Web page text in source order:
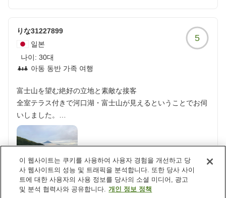
りな31227899
일본
나이: 30대
아동 동반 가족 여행
5
富士山を望む絶好の立地と素敵な接客
全室テラス付きで河口湖・富士山が見えるということでお伺
いしました。
お天気はあいにくでしたが、ときたま富士山を臨むことがで
きましたし、立地が素晴らしいので開放感が素晴らしかった
また接客・サービスが素敵で、とても心地よい時間を過ごす
ことができました。
부적절한 이용 후기로 신고 도움이 되는 이용 후기임
이 웹사이트는 쿠키를 사용하여 사용자 경험을 개선하고 당
사 웹사이트의 성능 및 트래픽을 분석합니다. 또한 당사 사이
트에 대한 사용자의 사용 정보를 당사의 소셜 미디어, 광고
및 분석 협력사와 공유합니다. 개인 정보 정책